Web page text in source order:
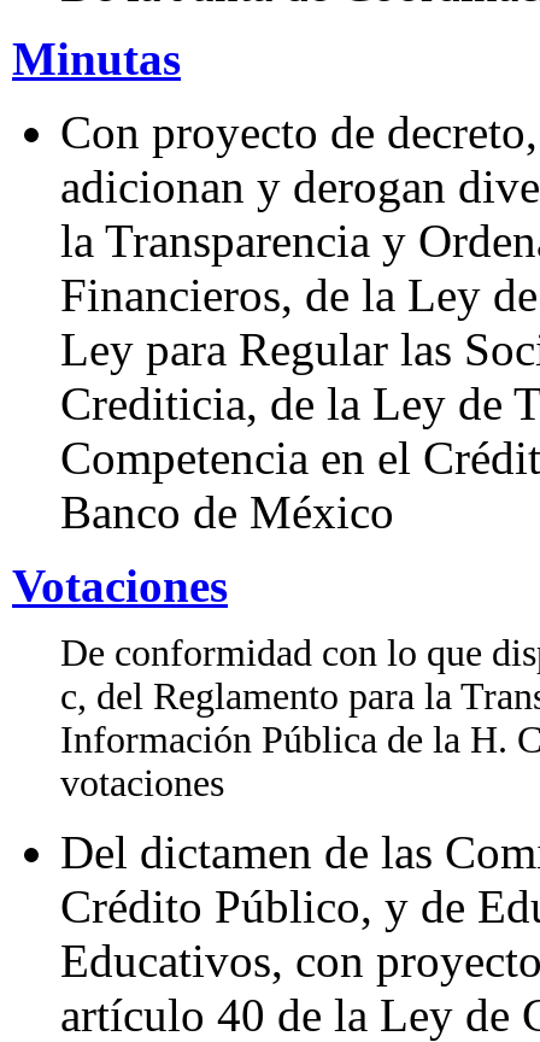
Minutas
Con proyecto de
adicionan y derogan
la Transparencia y
Financieros, de la Ley
Ley para Regular las
Crediticia, de la Ley de
Competencia en el
Banco de México
Votaciones
De conformidad con lo que
c, del Reglamento para la
Información Pública de la H.
votaciones
Del dictamen de las
Crédito Público, y de
Educativos, con
artículo 40 de la Ley de